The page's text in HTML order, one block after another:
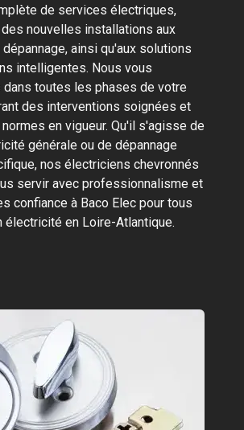
de services électriques,
nouvelles installations aux
ainsi qu'aux solutions
intelligentes. Nous vous
dans toutes les phases de votre
des interventions soignées et
en vigueur. Qu'il s'agisse de
générale ou de dépannage
nos électriciens chevronnés
servir avec professionnalisme et
confiance à Baco Elec pour tous
électricité en Loire-Atlantique.